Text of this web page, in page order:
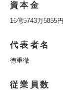
資本金
16億5743万5855円
代表者名
徳重徹
従業員数